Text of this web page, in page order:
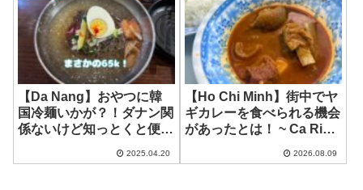
【Da Nang】おやつに韓
国冷麺いかが？！ダナン関
係ないけど知っとくと便
2025.04.20
【Ho Chi Minh】街中でヤ
ギカレーを食べられる機会
があったとは！ ~ Ca Ri
2026.08.09